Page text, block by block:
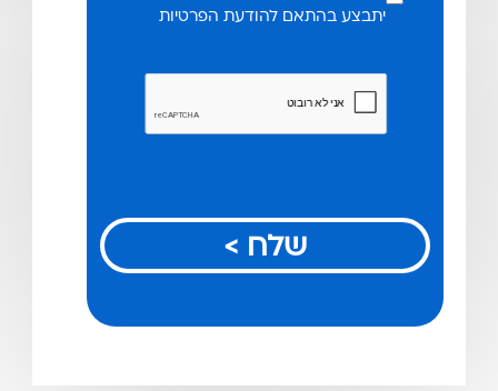
יתבצע בהתאם להודעת הפרטיות
שלח >